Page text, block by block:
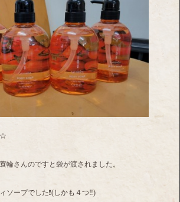
☆
輪さんのですと袋が渡されました。
ソープでした❗(しかも４つ‼️)